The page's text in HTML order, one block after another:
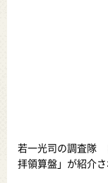
若一光司の調査隊
拝領算盤」が紹介さ